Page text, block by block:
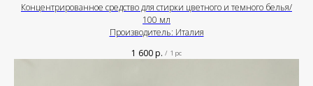
Концентрированное средство для стирки цветного и темного белья/
100 мл
Производитель: Италия
1 600р. / 1 pc